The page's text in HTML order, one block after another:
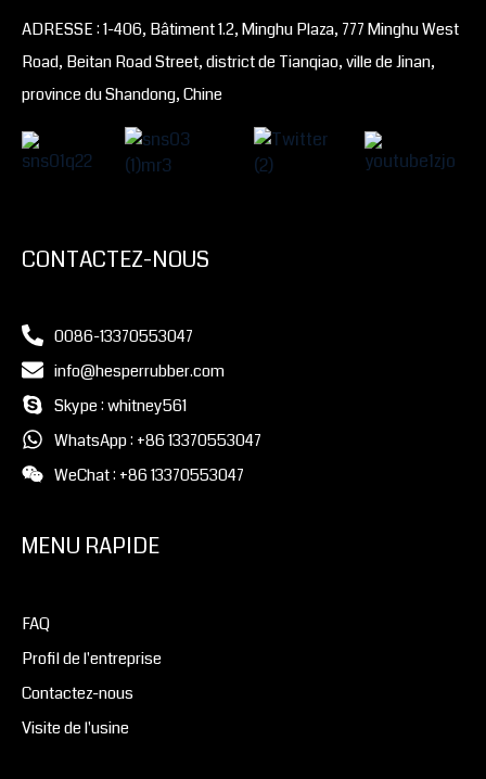
ADRESSE : 1-406, Bâtiment 1.2, Minghu Plaza, 777 Minghu West
Road, Beitan Road Street, district de Tianqiao, ville de Jinan,
province du Shandong, Chine
CONTACTEZ-NOUS
0086-13370553047
info@hesperrubber.com
Skype : whitney561
WhatsApp : +86 13370553047
WeChat : +86 13370553047
MENU RAPIDE
FAQ
Profil de l'entreprise
Contactez-nous
Visite de l'usine